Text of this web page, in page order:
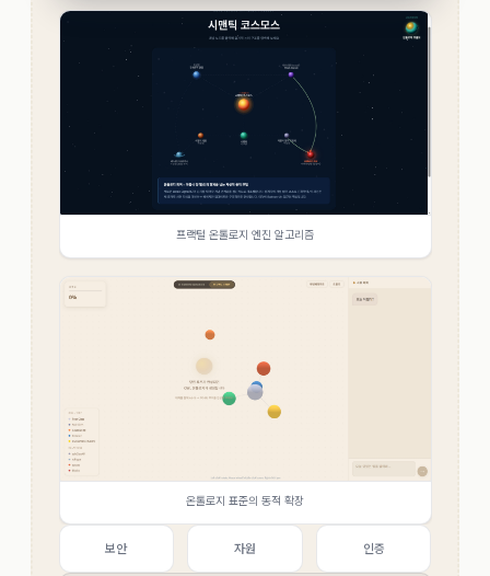
프랙털 온톨로지 엔진 알고리즘
온톨로지 표준의 동적 확장
보안 자원 인증